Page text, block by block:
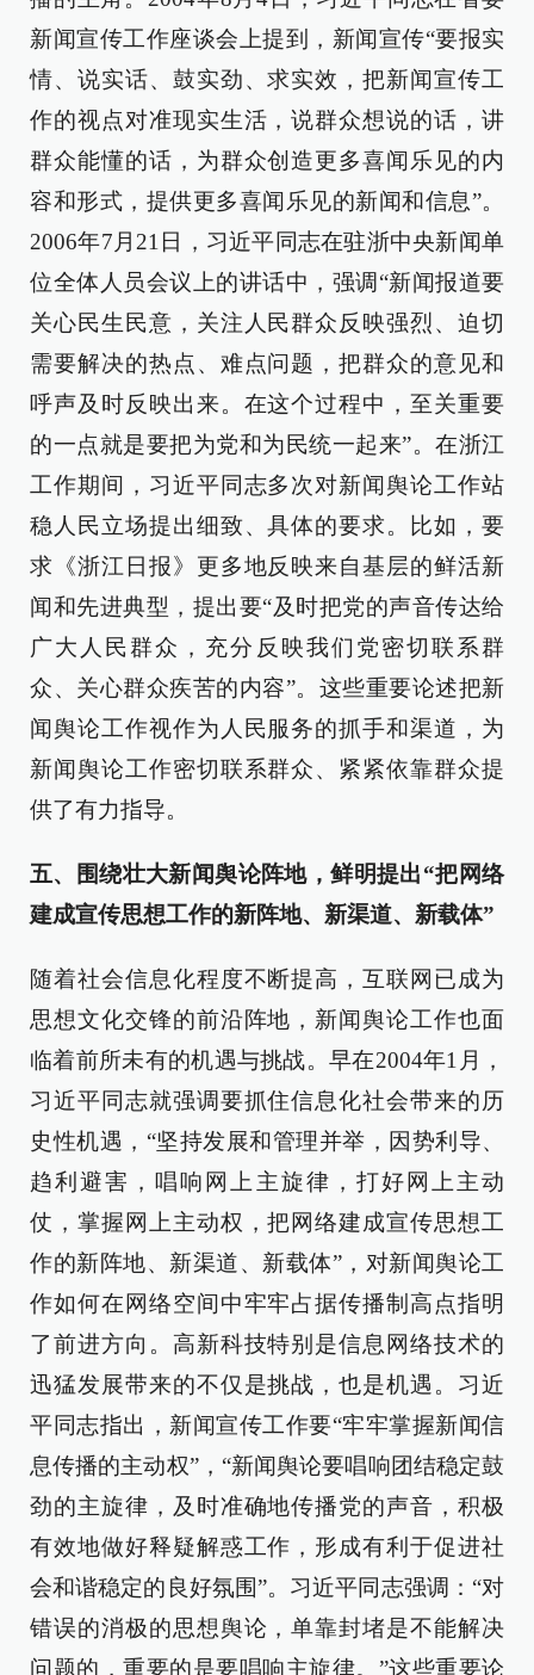
新闻宣传工作座谈会上提到，新闻宣传“要报实
情、说实话、鼓实劲、求实效，把新闻宣传工
作的视点对准现实生活，说群众想说的话，讲
群众能懂的话，为群众创造更多喜闻乐见的内
容和形式，提供更多喜闻乐见的新闻和信息”。
2006年7月21日，习近平同志在驻浙中央新闻单
位全体人员会议上的讲话中，强调“新闻报道要
关心民生民意，关注人民群众反映强烈、迫切
需要解决的热点、难点问题，把群众的意见和
呼声及时反映出来。在这个过程中，至关重要
的一点就是要把为党和为民统一起来”。在浙江
工作期间，习近平同志多次对新闻舆论工作站
稳人民立场提出细致、具体的要求。比如，要
求《浙江日报》更多地反映来自基层的鲜活新
闻和先进典型，提出要“及时把党的声音传达给
广大人民群众，充分反映我们党密切联系群
众、关心群众疾苦的内容”。这些重要论述把新
闻舆论工作视作为人民服务的抓手和渠道，为
新闻舆论工作密切联系群众、紧紧依靠群众提
供了有力指导。
五、围绕壮大新闻舆论阵地，鲜明提出“把网络
建成宣传思想工作的新阵地、新渠道、新载体”
随着社会信息化程度不断提高，互联网已成为
思想文化交锋的前沿阵地，新闻舆论工作也面
临着前所未有的机遇与挑战。早在2004年1月，
习近平同志就强调要抓住信息化社会带来的历
史性机遇，“坚持发展和管理并举，因势利导、
趋利避害，唱响网上主旋律，打好网上主动
仗，掌握网上主动权，把网络建成宣传思想工
作的新阵地、新渠道、新载体”，对新闻舆论工
作如何在网络空间中牢牢占据传播制高点指明
了前进方向。高新科技特别是信息网络技术的
迅猛发展带来的不仅是挑战，也是机遇。习近
平同志指出，新闻宣传工作要“牢牢掌握新闻信
息传播的主动权”，“新闻舆论要唱响团结稳定鼓
劲的主旋律，及时准确地传播党的声音，积极
有效地做好释疑解惑工作，形成有利于促进社
会和谐稳定的良好氛围”。习近平同志强调：“对
错误的消极的思想舆论，单靠封堵是不能解决
问题的，重要的是要唱响主旋律。”这些重要论